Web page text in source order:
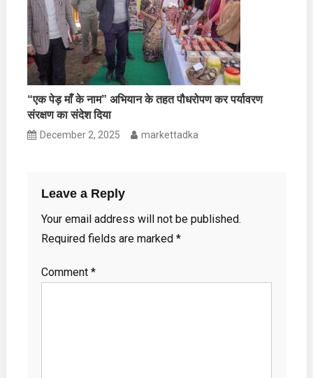
“एक पेड़ माँ के नाम” अभियान के तहत पौधरोपण कर पर्यावरण
संरक्षण का संदेश दिया
December 2, 2025 markettadka
Leave a Reply
Your email address will not be published.
Required fields are marked *
Comment *